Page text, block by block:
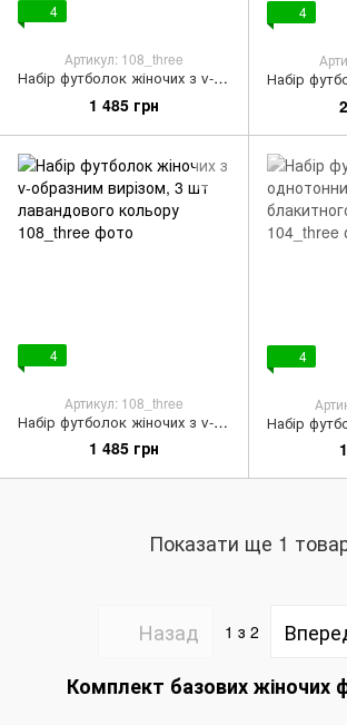
4
Артикул: 108_three
Набір футболок жіночих з v-образним вирізом, 3 шт блакитного кольору
1 485 грн
4
4
Артикул: 108_three
Набір футболок жіночих з v-образним вирізом, 3 шт лавандового кольору
1 485 грн
4
Показати ще 1
Назад 1 з 2
Комплект базових жіночих